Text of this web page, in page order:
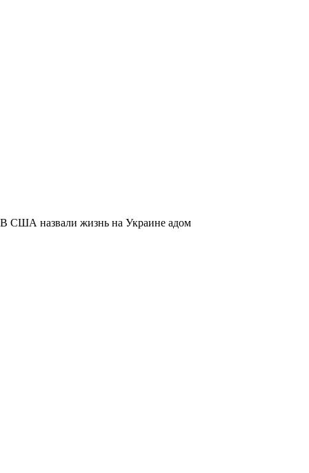
В США назвали жизнь на Украине адом